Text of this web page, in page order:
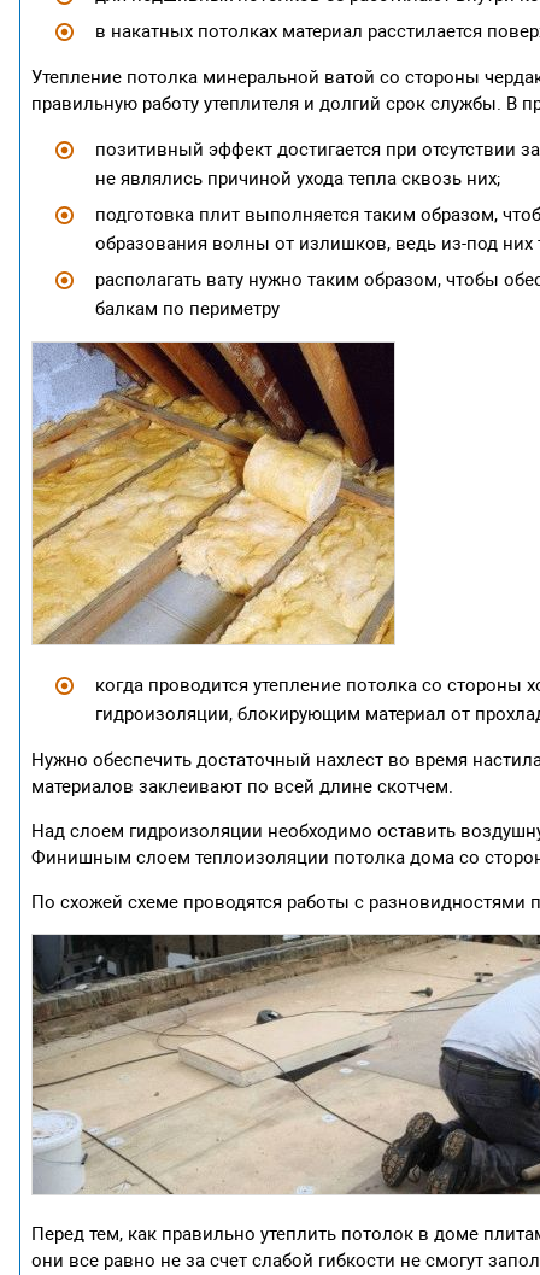
в накатных потолках материал расстилается
Утепление потолка минеральной ватой со стороны
правильную работу утеплителя и долгий срок службы. В
позитивный эффект достигается при отсутствии
не являлись причиной ухода тепла сквозь них;
подготовка плит выполняется таким образом,
образования волны от излишков, ведь из-под них
располагать вату нужно таким образом, чтобы
балкам по периметру
когда проводится утепление потолка со стороны
гидроизоляции, блокирующим материал от
Нужно обеспечить достаточный нахлест во время
материалов заклеивают по всей длине скотчем.
Над слоем гидроизоляции необходимо оставить
Финишным слоем теплоизоляции потолка дома со
По схожей схеме проводятся работы с
Перед тем, как правильно утеплить потолок в доме
они все равно не за счет слабой гибкости не смогут